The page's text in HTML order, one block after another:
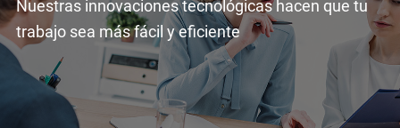
Nuestras innovaciones tecnológicas hacen que tu
trabajo sea más fácil y eficiente